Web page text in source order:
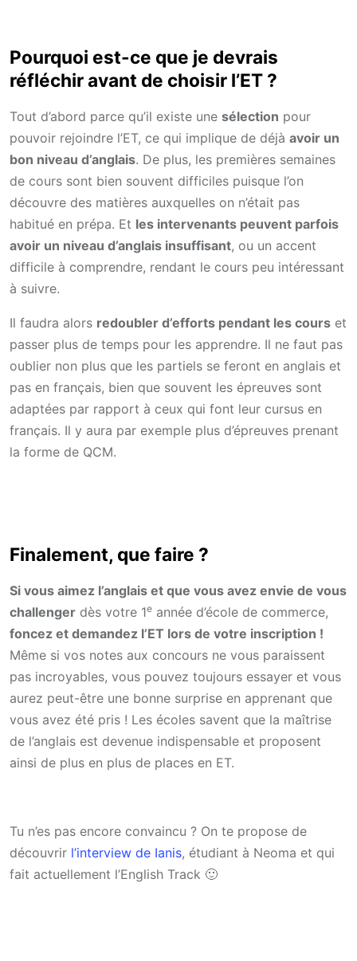
Pourquoi est-ce que je devrais
réfléchir avant de choisir l’ET ?
Tout d’abord parce qu’il existe une sélection pour
pouvoir rejoindre l’ET, ce qui implique de déjà avoir un
bon niveau d’anglais. De plus, les premières semaines
de cours sont bien souvent difficiles puisque l’on
découvre des matières auxquelles on n’était pas
habitué en prépa. Et les intervenants peuvent parfois
avoir un niveau d’anglais insuffisant, ou un accent
difficile à comprendre, rendant le cours peu intéressant
à suivre.
Il faudra alors redoubler d’efforts pendant les cours et
passer plus de temps pour les apprendre. Il ne faut pas
oublier non plus que les partiels se feront en anglais et
pas en français, bien que souvent les épreuves sont
adaptées par rapport à ceux qui font leur cursus en
français. Il y aura par exemple plus d’épreuves prenant
la forme de QCM.
Finalement, que faire ?
Si vous aimez l’anglais et que vous avez envie de vous
challenger dès votre 1e année d’école de commerce,
foncez et demandez l’ET lors de votre inscription !
Même si vos notes aux concours ne vous paraissent
pas incroyables, vous pouvez toujours essayer et vous
aurez peut-être une bonne surprise en apprenant que
vous avez été pris ! Les écoles savent que la maîtrise
de l’anglais est devenue indispensable et proposent
ainsi de plus en plus de places en ET.
Tu n’es pas encore convaincu ? On te propose de
découvrir l’interview de Ianis, étudiant à Neoma et qui
fait actuellement l’English Track 🙂